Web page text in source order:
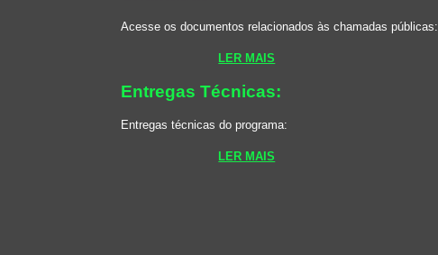
Acesse os documentos relacionados às chamadas públicas:
LER MAIS
Entregas Técnicas:
Entregas técnicas do programa:
LER MAIS